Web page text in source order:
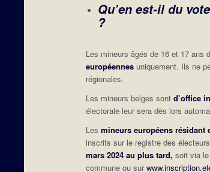
Qu’en est-il du
?
Les mineurs âgés de 16 et 17
européennes uniquement. Ils ne
régionales.
Les mineurs belges sontd’office
électorale leur sera dès lors
Lesmineurs européens résidant
inscrits sur le registre des
mars 2024 au plus tard,soit via
commune ou sur